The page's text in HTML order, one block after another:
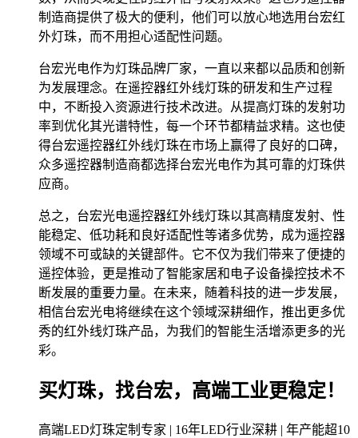
制造商提供了极大的便利，他们可以放心地选用台宏红
外灯珠，而不用担心适配性问题。
台宏光电作为灯珠品牌厂家，一直以来都以品质和创新
为发展理念。在遥控器红外线灯珠的研发和生产过程
中，不断投入资源进行技术改进。从提高灯珠的发射功
率到优化其光谱特性，每一个环节都精益求精。这也使
得台宏遥控器红外线灯珠在市场上赢得了良好的口碑，
众多遥控器制造商都选择台宏光电作为其可靠的灯珠供
应商。
总之，台宏光电遥控器红外线灯珠以其高精度发射、性
能稳定、低功耗和良好适配性等诸多优势，成为遥控器
领域不可或缺的关键部件。它不仅为我们带来了便捷的
遥控体验，更是推动了智能家居和电子设备操控技术不
断发展的重要力量。在未来，随着科技的进一步发展，
相信台宏光电将继续在这个领域深耕细作，推出更多优
秀的红外线灯珠产品，为我们的智能生活增添更多的光
彩。
买灯珠，找台宏，高端工业更稳定！
高端LED灯珠定制专家 | 16年LED行业深耕 | 年产能超10